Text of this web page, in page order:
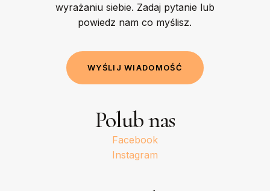
wyrażaniu siebie. Zadaj pytanie lub
powiedz nam co myślisz.
WYŚLI J WIADOMOŚĆ
Polub nas
Facebook
Instagram